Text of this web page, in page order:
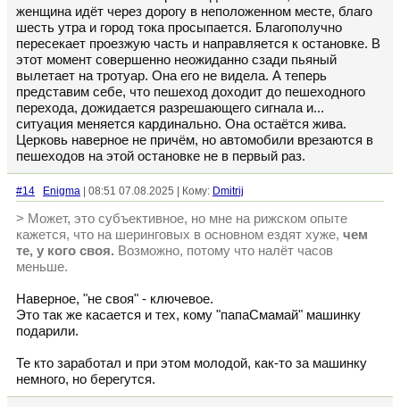
женщина идёт через дорогу в неположенном месте, благо
шесть утра и город тока просыпается. Благополучно
пересекает проезжую часть и направляется к остановке. В
этот момент совершенно неожиданно сзади пьяный
вылетает на тротуар. Она его не видела. А теперь
представим себе, что пешеход доходит до пешеходного
перехода, дожидается разрешающего сигнала и...
ситуация меняется кардинально. Она остаётся жива.
Церковь наверное не причём, но автомобили врезаются в
пешеходов на этой остановке не в первый раз.
#14 Enigma | 08:51 07.08.2025 | Кому: Dmitrij
> Может, это субъективное, но мне на рижском опыте
кажется, что на шеринговых в основном ездят хуже, чем
те, у кого своя. Возможно, потому что налёт часов
меньше.
Наверное, "не своя" - ключевое.
Это так же касается и тех, кому "папаСмамай" машинку
подарили.
Те кто заработал и при этом молодой, как-то за машинку
немного, но берегутся.